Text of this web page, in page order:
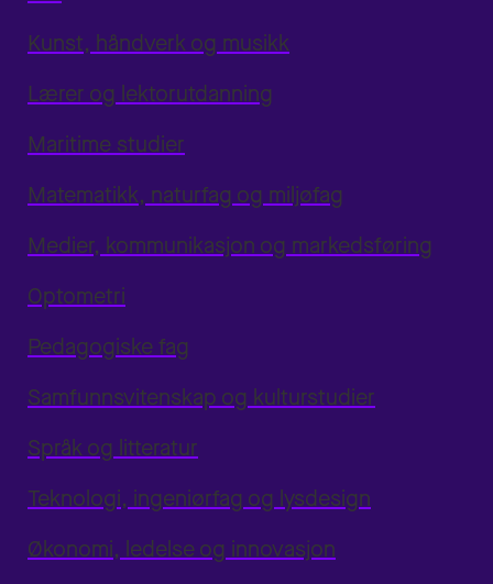
Kunst, håndverk og musikk
Lærer og lektorutdanning
Maritime studier
Matematikk, naturfag og miljøfag
Medier, kommunikasjon og markedsføring
Optometri
Pedagogiske fag
Samfunnsvitenskap og kulturstudier
Språk og litteratur
Teknologi, ingeniørfag og lysdesign
Økonomi, ledelse og innovasjon